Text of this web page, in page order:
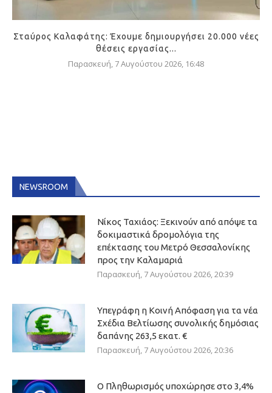
Σταύρος Καλαφάτης: Έχουμε δημιουργήσει 20.000 νέες
θέσεις εργασίας...
Παρασκευή, 7 Αυγούστου 2026, 16:48
NEWSROOM
Νίκος Ταχιάος: Ξεκινούν από απόψε τα
δοκιμαστικά δρομολόγια της
επέκτασης του Μετρό Θεσσαλονίκης
προς την Καλαμαριά
Παρασκευή, 7 Αυγούστου 2026, 20:39
Υπεγράφη η Κοινή Απόφαση για τα νέα
Σχέδια Βελτίωσης συνολικής δημόσιας
δαπάνης 263,5 εκατ. €
Παρασκευή, 7 Αυγούστου 2026, 20:36
Ο Πληθωρισμός υποχώρησε στο 3,4%